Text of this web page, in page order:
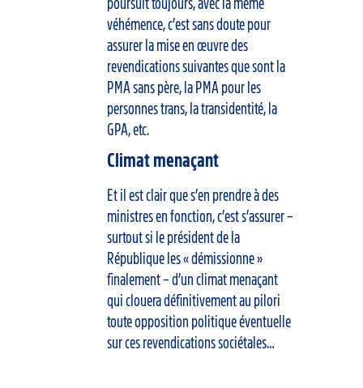
poursuit toujours, avec la même
véhémence, c’est sans doute pour
assurer la mise en œuvre des
revendications suivantes que sont la
PMA sans père, la PMA pour les
personnes trans, la transidentité, la
GPA, etc.
Climat menaçant
Et il est clair que s’en prendre à des
ministres en fonction, c’est s’assurer –
surtout si le président de la
République les « démissionne »
finalement – d’un climat menaçant
qui clouera définitivement au pilori
toute opposition politique éventuelle
sur ces revendications sociétales…